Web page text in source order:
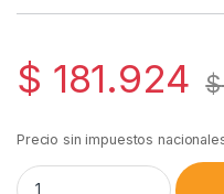
$ 181.924 $
Precio sin impuestos
Mensula Retencion